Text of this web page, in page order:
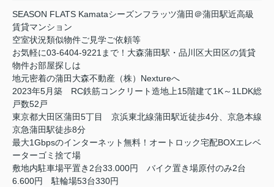
SEASON FLATS Kamataシーズンフラッツ蒲田＠蒲田駅近高級
賃貸マンション
空室状況類似物件ご見学ご依頼等
お気軽に03-6404-9221まで！大森蒲田駅・品川区大田区の賃貸
物件お部屋探しは
地元密着の蒲田大森不動産（株）Nextureへ
2023年5月築 RC鉄筋コンクリート造地上15階建て1K～1LDK総
戸数52戸
東京都大田区蒲田5丁目 京浜東北線蒲田駅近徒歩4分、京急本線
京急蒲田駅徒歩8分
最大1Gbpsのインターネット無料！オートロック宅配BOXエレベ
ーターゴミ捨て場
敷地内駐車場平置き2台33.000円 バイク置き場原付のみ2台
6.600円 駐輪場53台330円